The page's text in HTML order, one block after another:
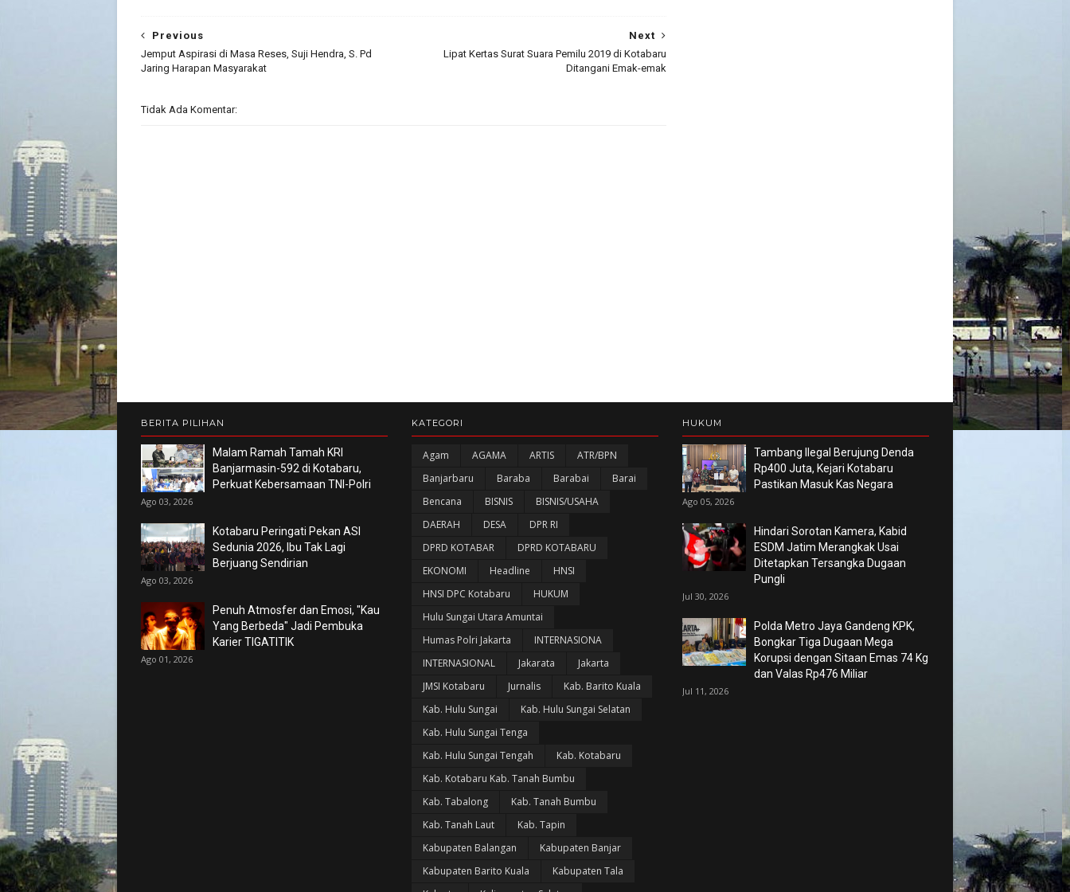
Next
Lipat Kertas Surat Suara Pemilu 2019 di Kotabaru
Ditangani Emak-emak
Previous
Jemput Aspirasi di Masa Reses, Suji Hendra, S. Pd
Jaring Harapan Masyarakat
Tidak Ada Komentar:
BERITA PILIHAN
Malam Ramah Tamah KRI
Banjarmasin-592 di Kotabaru,
Perkuat Kebersamaan TNI-Polri
Ago 03, 2026
Kotabaru Peringati Pekan ASI
Sedunia 2026, Ibu Tak Lagi
Berjuang Sendirian
Ago 03, 2026
Penuh Atmosfer dan Emosi, "Kau
Yang Berbeda" Jadi Pembuka
Karier TIGATITIK
Ago 01, 2026
KATEGORI
Agam AGAMA ARTIS
ATR/BPN
Banjarbaru
Baraba Barabai
Barai
Bencana
BISNIS
BISNIS/USAHA
DAERAH
DESA
DPR RI
DPRD KOTABAR
DPRD KOTABARU
EKONOMI
Headline
HNSI
HNSI DPC Kotabaru
HUKUM
Hulu Sungai Utara Amuntai
Humas Polri Jakarta
INTERNASIONA
INTERNASIONAL
Jakarata
Jakarta
JMSI Kotabaru
Jurnalis
Kab. Barito Kuala
Kab. Hulu Sungai
Kab. Hulu Sungai Selatan
Kab. Hulu Sungai Tenga
Kab. Hulu Sungai Tengah
Kab. Kotabaru
Kab. Kotabaru Kab. Tanah Bumbu
Kab. Tabalong
Kab. Tanah Bumbu
Kab. Tanah Laut
Kab. Tapin
Kabupaten Balangan
Kabupaten Banjar
Kabupaten Barito Kuala
Kabupaten Tala
HUKUM
Tambang Ilegal Berujung Denda
Rp400 Juta, Kejari Kotabaru
Pastikan Masuk Kas Negara
Ago 05, 2026
Hindari Sorotan Kamera, Kabid
ESDM Jatim Merangkak Usai
Ditetapkan Tersangka Dugaan
Pungli
Jul 30, 2026
Polda Metro Jaya Gandeng KPK,
Bongkar Tiga Dugaan Mega
Korupsi dengan Sitaan Emas 74 Kg
dan Valas Rp476 Miliar
Jul 11, 2026